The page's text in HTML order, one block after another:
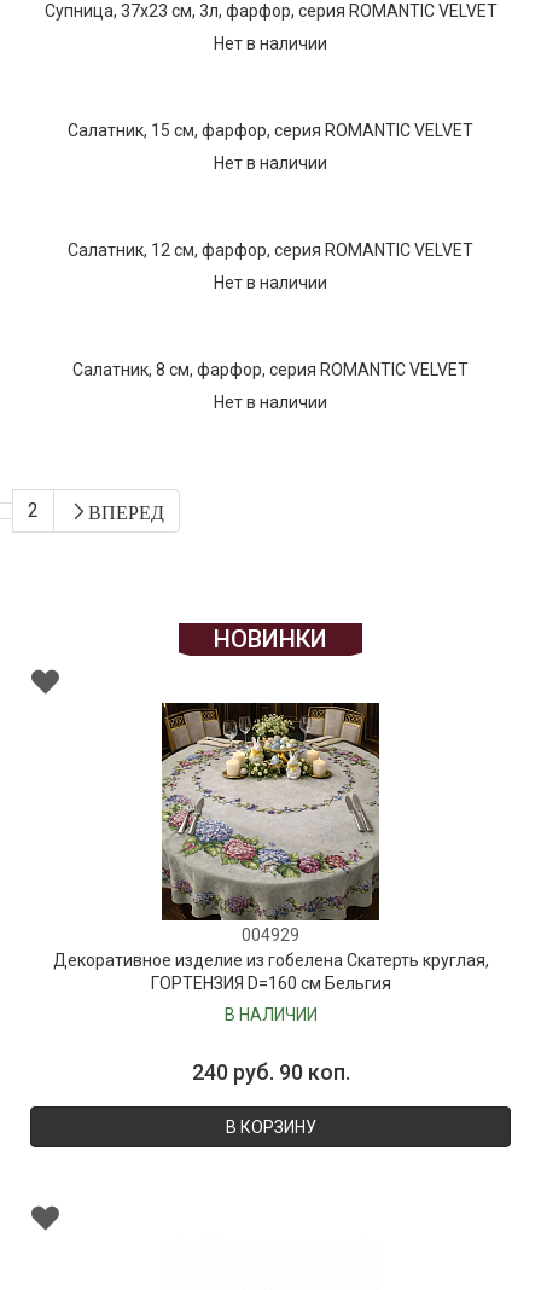
Супница, 37х23 см, 3л, фарфор, серия ROMANTIC VELVET
Нет в наличии
Салатник, 15 см, фарфор, серия ROMANTIC VELVET
Нет в наличии
Салатник, 12 см, фарфор, серия ROMANTIC VELVET
Нет в наличии
Салатник, 8 см, фарфор, серия ROMANTIC VELVET
Нет в наличии
2 ВПЕРЕД
НОВИНКИ
004929
Декоративное изделие из гобелена Скатерть круглая,
ГОРТЕНЗИЯ D=160 см Бельгия
В НАЛИЧИИ
240 руб. 90 коп.
В КОРЗИНУ